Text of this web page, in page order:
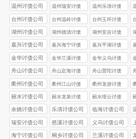
公司
公司
温州讨债公司
温州瑞安讨债
公司
温州乐清讨债
公司
台州讨债公司
台州温岭讨债
公司
台州玉环讨债
公司
湖州讨债公司
湖州德清讨债
公司
湖州安吉讨债
公司
嘉兴讨债公司
嘉兴海宁讨债
公司
嘉兴平湖讨债
公司
金华讨债公司
金华兰溪讨债
公司
金华义乌讨债
公司
舟山讨债公司
舟山定海讨债
公司
舟山普陀讨债
公司
衢州讨债公司
衢州江山讨债
公司
衢州龙游讨债
公司
丽水讨债公司
丽水龙泉讨债
公司
丽水缙云讨债
公司
余姚讨债公司 乐清讨债公司 临海讨债公司
瑞安讨债公司 慈溪讨债公司 义乌讨债公司
海宁讨债公司 桐乡讨债公司 兰溪讨债公司